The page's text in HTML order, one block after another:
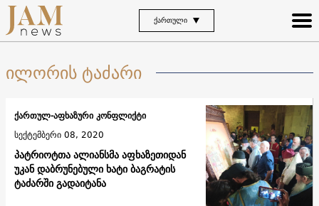
ᲥᲐᲠᲗᲣᲚᲘ
ილორის ტაძარი
პატრიოტთა ალიანსმა აფხაზეთიდან
უკან დაბრუნებული ხატი ბაგრატის
ტაძარში გადაიტანა
ქართულ-აფხაზური კონფლიქტი
სექტემბერი 08, 2020